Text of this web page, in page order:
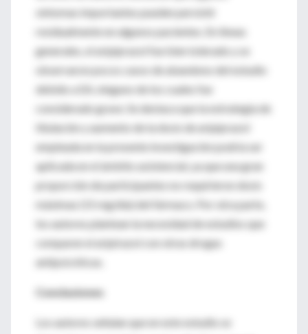
síntomas importantes pueden persistir
residualmente en algunos pacientes. En líneas
generales, el aripiprazol fue bien tolerado y se
observaron pocos casos de abandono del estudio
debido a EA, ninguno de los cuales fue
considerado grave. Se destaca que la estrategia de
titulación y aumento de la dosis de aripiprazol
empleada en la presente investigación podría ser
aplicada en el ámbito asistencial, ya que una gran
proporción de participantes no requirieron dosis
máximas (15 mg/día) del fármaco. Por otra parte,
los autores plantean la necesidad de estudios que
comparen el aripirazol con otras drogas
antipsicóticas.
Conclusiones
Los autores señalan que en este estudio se